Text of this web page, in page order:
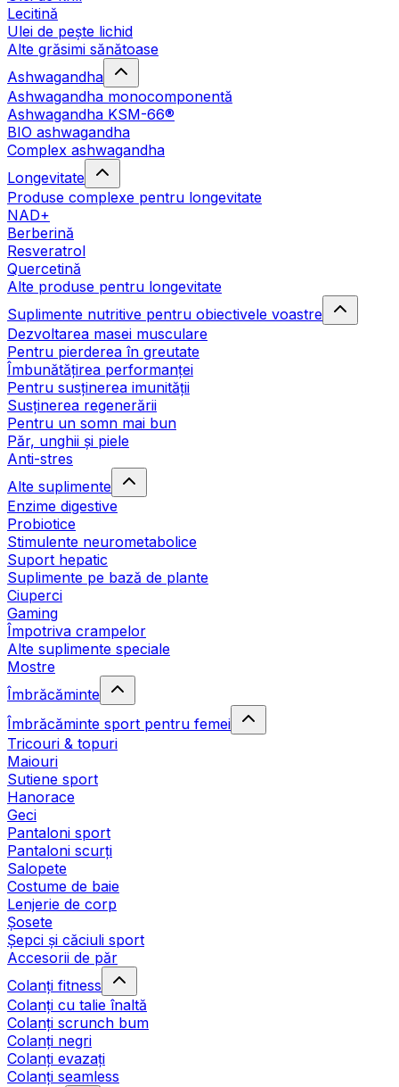
Lecitină
Ulei de pește lichid
Alte grăsimi sănătoase
Ashwagandha
Ashwagandha monocomponentă
Ashwagandha KSM-66®
BIO ashwagandha
Complex ashwagandha
Longevitate
Produse complexe pentru longevitate
NAD+
Berberină
Resveratrol
Quercetină
Alte produse pentru longevitate
Suplimente nutritive pentru obiectivele voastre
Dezvoltarea masei musculare
Pentru pierderea în greutate
Îmbunătățirea performanței
Pentru susținerea imunității
Susținerea regenerării
Pentru un somn mai bun
Păr, unghii și piele
Anti-stres
Alte suplimente
Enzime digestive
Probiotice
Stimulente neurometabolice
Suport hepatic
Suplimente pe bază de plante
Ciuperci
Gaming
Împotriva crampelor
Alte suplimente speciale
Mostre
Îmbrăcăminte
Îmbrăcăminte sport pentru femei
Tricouri & topuri
Maiouri
Sutiene sport
Hanorace
Geci
Pantaloni sport
Pantaloni scurți
Salopete
Costume de baie
Lenjerie de corp
Șosete
Șepci și căciuli sport
Accesorii de păr
Colanți fitness
Colanți cu talie înaltă
Colanți scrunch bum
Colanți negri
Colanți evazați
Colanți seamless